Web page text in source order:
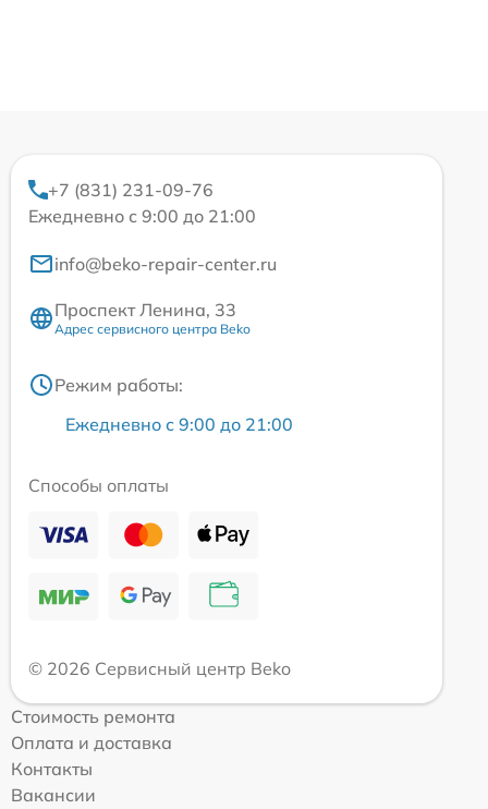
+7 (831) 231-09-76
Ежедневно с 9:00 до 21:00
info@beko-repair-center.ru
Проспект Ленина, 33
Адрес сервисного центра Beko
Режим работы:
Ежедневно с 9:00 до 21:00
Способы оплаты
© 2026 Сервисный центр Beko
Стоимость ремонта
Оплата и доставка
Контакты
Вакансии